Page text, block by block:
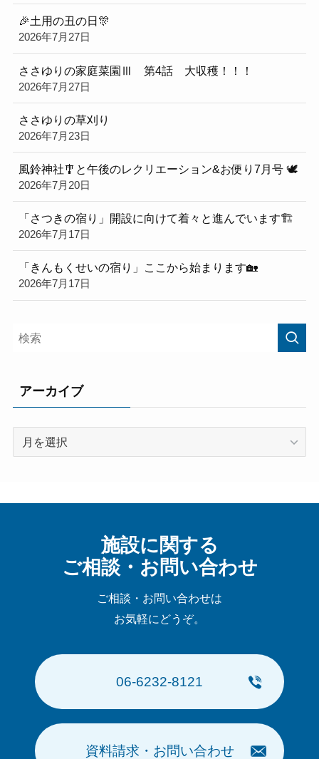
🎉土用の丑の日🎊
2026年7月27日
ささゆりの家庭菜園Ⅲ 第4話 大収穫！！！
2026年7月27日
ささゆりの草刈り
2026年7月23日
風鈴神社🎐と午後のレクリエーション&お便り7月号 🕊
2026年7月20日
「さつきの宿り」開設に向けて着々と進んでいます🏗️
2026年7月17日
「きんもくせいの宿り」ここから始まります🏡
2026年7月17日
アーカイブ
ブ
施設に関する
ご相談・お問い合わせ
ご相談・お問い合わせは
お気軽にどうぞ。
06-6232-8121
資料請求・お問い合わせ